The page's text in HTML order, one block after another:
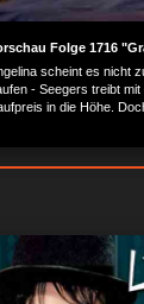
Folge 1716
scheint es nicht
- Seegers treibt
in die Höhe.